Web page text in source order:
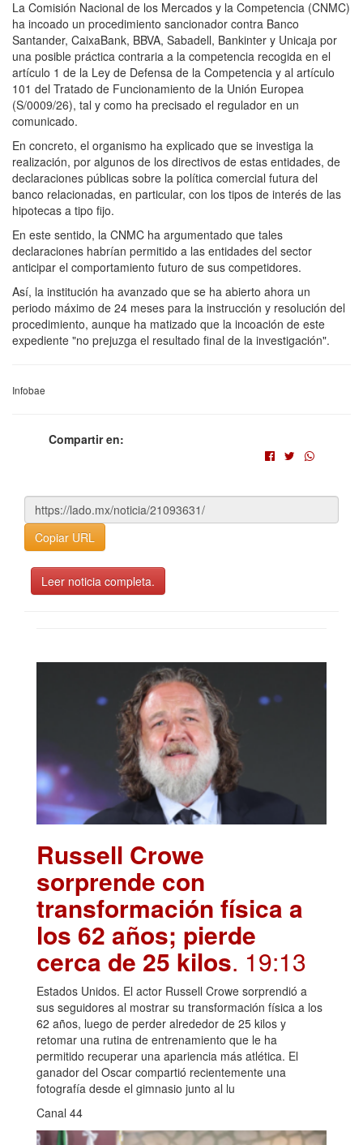
La Comisión Nacional de los Mercados y la Competencia (CNMC)
ha incoado un procedimiento sancionador contra Banco
Santander, CaixaBank, BBVA, Sabadell, Bankinter y Unicaja por
una posible práctica contraria a la competencia recogida en el
artículo 1 de la Ley de Defensa de la Competencia y al artículo
101 del Tratado de Funcionamiento de la Unión Europea
(S/0009/26), tal y como ha precisado el regulador en un
comunicado.
En concreto, el organismo ha explicado que se investiga la
realización, por algunos de los directivos de estas entidades, de
declaraciones públicas sobre la política comercial futura del
banco relacionadas, en particular, con los tipos de interés de las
hipotecas a tipo fijo.
En este sentido, la CNMC ha argumentado que tales
declaraciones habrían permitido a las entidades del sector
anticipar el comportamiento futuro de sus competidores.
Así, la institución ha avanzado que se ha abierto ahora un
periodo máximo de 24 meses para la instrucción y resolución del
procedimiento, aunque ha matizado que la incoación de este
expediente "no prejuzga el resultado final de la investigación".
Infobae
Compartir en:
Copiar URL
Leer noticia completa.
Russell Crowe
sorprende con
transformación física a
los 62 años; pierde
cerca de 25 kilos. 19:13
Estados Unidos. El actor Russell Crowe sorprendió a
sus seguidores al mostrar su transformación física a los
62 años, luego de perder alrededor de 25 kilos y
retomar una rutina de entrenamiento que le ha
permitido recuperar una apariencia más atlética. El
ganador del Oscar compartió recientemente una
fotografía desde el gimnasio junto al lu
Canal 44